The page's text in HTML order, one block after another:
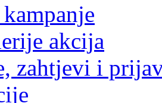
akcija
zahtjevi i